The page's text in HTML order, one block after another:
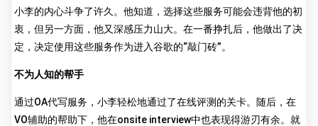
小李的内心斗争了许久。他知道，选择这些服务可能会违背他的初
衷，但另一方面，他又深感压力山大。在一番挣扎后，他做出了决
定，决定使用这些服务作为进入谷歌的“敲门砖”。
不为人知的帮手
通过OA代写服务，小李轻松地通过了在线评测的关卡。随后，在
VO辅助的帮助下，他在onsite interview中也表现得游刃有余。就